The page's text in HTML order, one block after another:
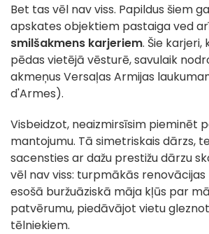
Bet tas vēl nav viss. Papildus šiem
apskates objektiem pastaiga ved
smilšakmens karjeriem. Šie karjeri,
pēdas vietējā vēsturē, savulaik
akmeņus Versaļas Armijas
d'Armes).
Visbeidzot, neaizmirsīsim pieminēt
mantojumu. Tā simetriskais dārzs,
sacensties ar dažu prestižu dārzu
vēl nav viss: turpmākās
esošā buržuāziskā māja kļūs par
patvērumu, piedāvājot vietu
tēlniekiem.